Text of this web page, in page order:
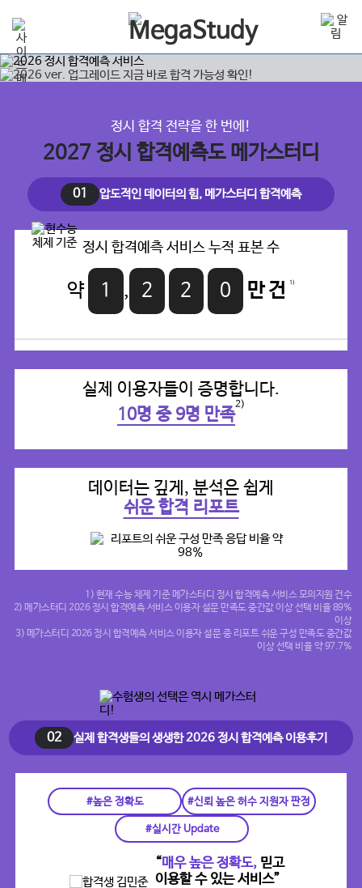
정시 합격 전략을 한 번에!
2027 정시 합격예측도 메가스터디
01 압도적인 데이터의 힘, 메가스터디 합격예측
정시 합격예측 서비스 누적 표본 수
약 1 , 2 2 0 만 건 1)
실제 이용자들이 증명합니다.
10명 중 9명 만족2)
데이터는 깊게, 분석은 쉽게
쉬운 합격 리포트
1) 현재 수능 체제 기준 메가스터디 정시 합격예측 서비스 모의지원 건수
2) 메가스터디 2026 정시 합격예측 서비스 이용자 설문 만족도 중간값 이상 선택 비율 89%
이상
3) 메가스터디 2026 정시 합격예측 서비스 이용자 설문 중 리포트 쉬운 구성 만족도 중간값
이상 선택 비율 약 97.7%
02 실제 합격생들의 생생한 2026 정시 합격예측 이용후기
#높은 정확도 #신뢰 높은 허수 지원자 판정
#실시간 Update
“매우 높은 정확도, 믿고
이용할 수 있는 서비스”